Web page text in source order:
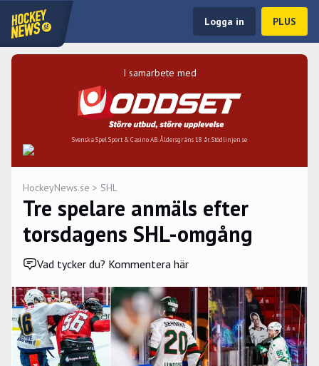
Logga in PLUS
I samarbete med
Svenska Spel Sport & Casino AB. Åldersgräns 18 år. Stödlinjen.se
HockeyNews.se > SHL
Tre spelare anmäls efter
torsdagens SHL-omgång
Vad tycker du? Kommentera här